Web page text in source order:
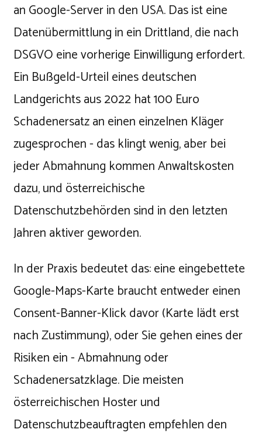
an Google-Server in den USA. Das ist eine
Datenübermittlung in ein Drittland, die nach
DSGVO eine vorherige Einwilligung erfordert.
Ein Bußgeld-Urteil eines deutschen
Landgerichts aus 2022 hat 100 Euro
Schadenersatz an einen einzelnen Kläger
zugesprochen - das klingt wenig, aber bei
jeder Abmahnung kommen Anwaltskosten
dazu, und österreichische
Datenschutzbehörden sind in den letzten
Jahren aktiver geworden.
In der Praxis bedeutet das: eine eingebettete
Google-Maps-Karte braucht entweder einen
Consent-Banner-Klick davor (Karte lädt erst
nach Zustimmung), oder Sie gehen eines der
Risiken ein - Abmahnung oder
Schadenersatzklage. Die meisten
österreichischen Hoster und
Datenschutzbeauftragten empfehlen den